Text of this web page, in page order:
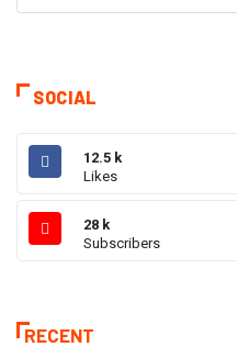
SOCIAL
12.5 k
Likes
28 k
Subscribers
RECENT